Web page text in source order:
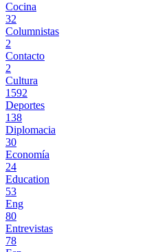
Cocina
32
Columnistas
2
Contacto
2
Cultura
1592
Deportes
138
Diplomacia
30
Economía
24
Education
53
Eng
80
Entrevistas
78